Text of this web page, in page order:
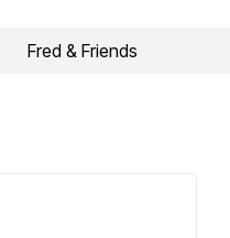
Fred & Friends